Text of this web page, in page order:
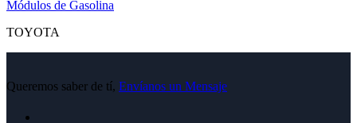
Módulos de Gasolina
TOYOTA
Queremos saber de tí, Envíanos un Mensaje